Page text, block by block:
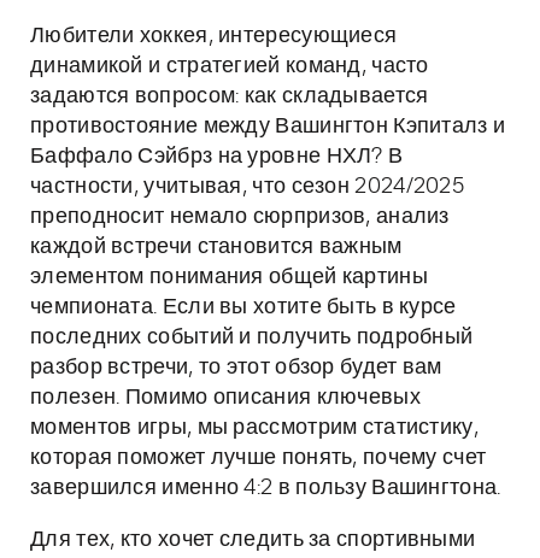
Любители хоккея, интересующиеся
динамикой и стратегией команд, часто
задаются вопросом: как складывается
противостояние между Вашингтон Кэпиталз и
Баффало Сэйбрз на уровне НХЛ? В
частности, учитывая, что сезон 2024/2025
преподносит немало сюрпризов, анализ
каждой встречи становится важным
элементом понимания общей картины
чемпионата. Если вы хотите быть в курсе
последних событий и получить подробный
разбор встречи, то этот обзор будет вам
полезен. Помимо описания ключевых
моментов игры, мы рассмотрим статистику,
которая поможет лучше понять, почему счет
завершился именно 4:2 в пользу Вашингтона.
Для тех, кто хочет следить за спортивными